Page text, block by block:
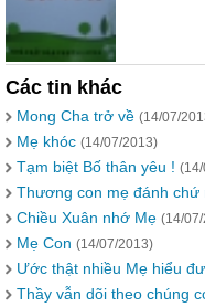
Các tin khác
Mong Cha trở về (14/07/
Mẹ khóc (14/07/2013)
Tạm biệt Bố thân yêu !
Thương con mẹ đánh chứ
Chiều Xuân nhớ Mẹ (14/
Mẹ Con (14/07/2013)
Ước thật nhiều Mẹ hiểu
Thầy vẫn dõi theo chúng